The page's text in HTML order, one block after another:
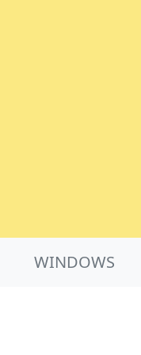
WINDOWS